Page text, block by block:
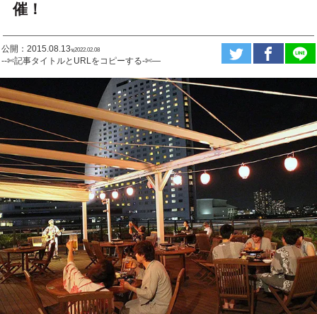
催！
公開：2015.08.13ಇ2022.02.08
--✄記事タイトルとURLをコピーする-✄—